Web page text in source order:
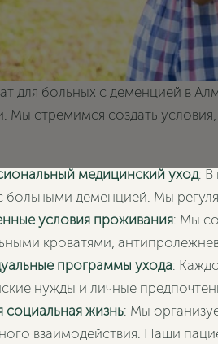
для больных с деменцией в
Мы стремимся создать
медицинский уход: В
больными деменцией. Мы
условия проживания: Мы
кроватями,
программы ухода:
нужды и личные
социальная жизнь: Мы
взаимодействия. Наши